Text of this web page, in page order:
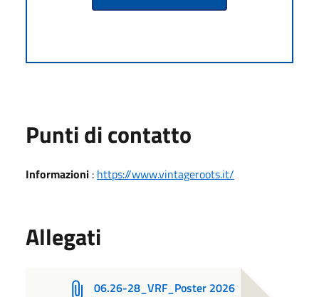
Punti di contatto
Informazioni : https://www.vintageroots.it/
Allegati
06.26-28_VRF_Poster 2026